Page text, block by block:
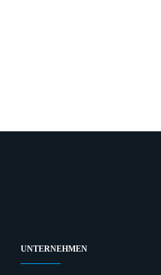
UNTERNEHMEN